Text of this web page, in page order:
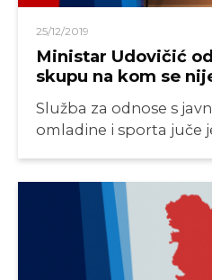
25/12/2019
Ministar Udovičić
skupu na kom se
Služba za odnose s
omladine i sporta juče